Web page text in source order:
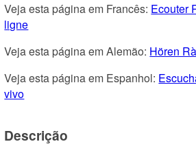
Veja esta página em Francês: Ecouter
ligne
Veja esta página em Alemão: Hören
Veja esta página em Espanhol:
vivo
Descrição